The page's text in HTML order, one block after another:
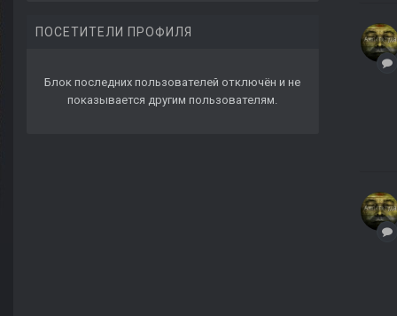
ПОСЕТИТЕЛИ ПРОФИЛЯ
Блок последних пользователей отключён и не
показывается другим пользователям.